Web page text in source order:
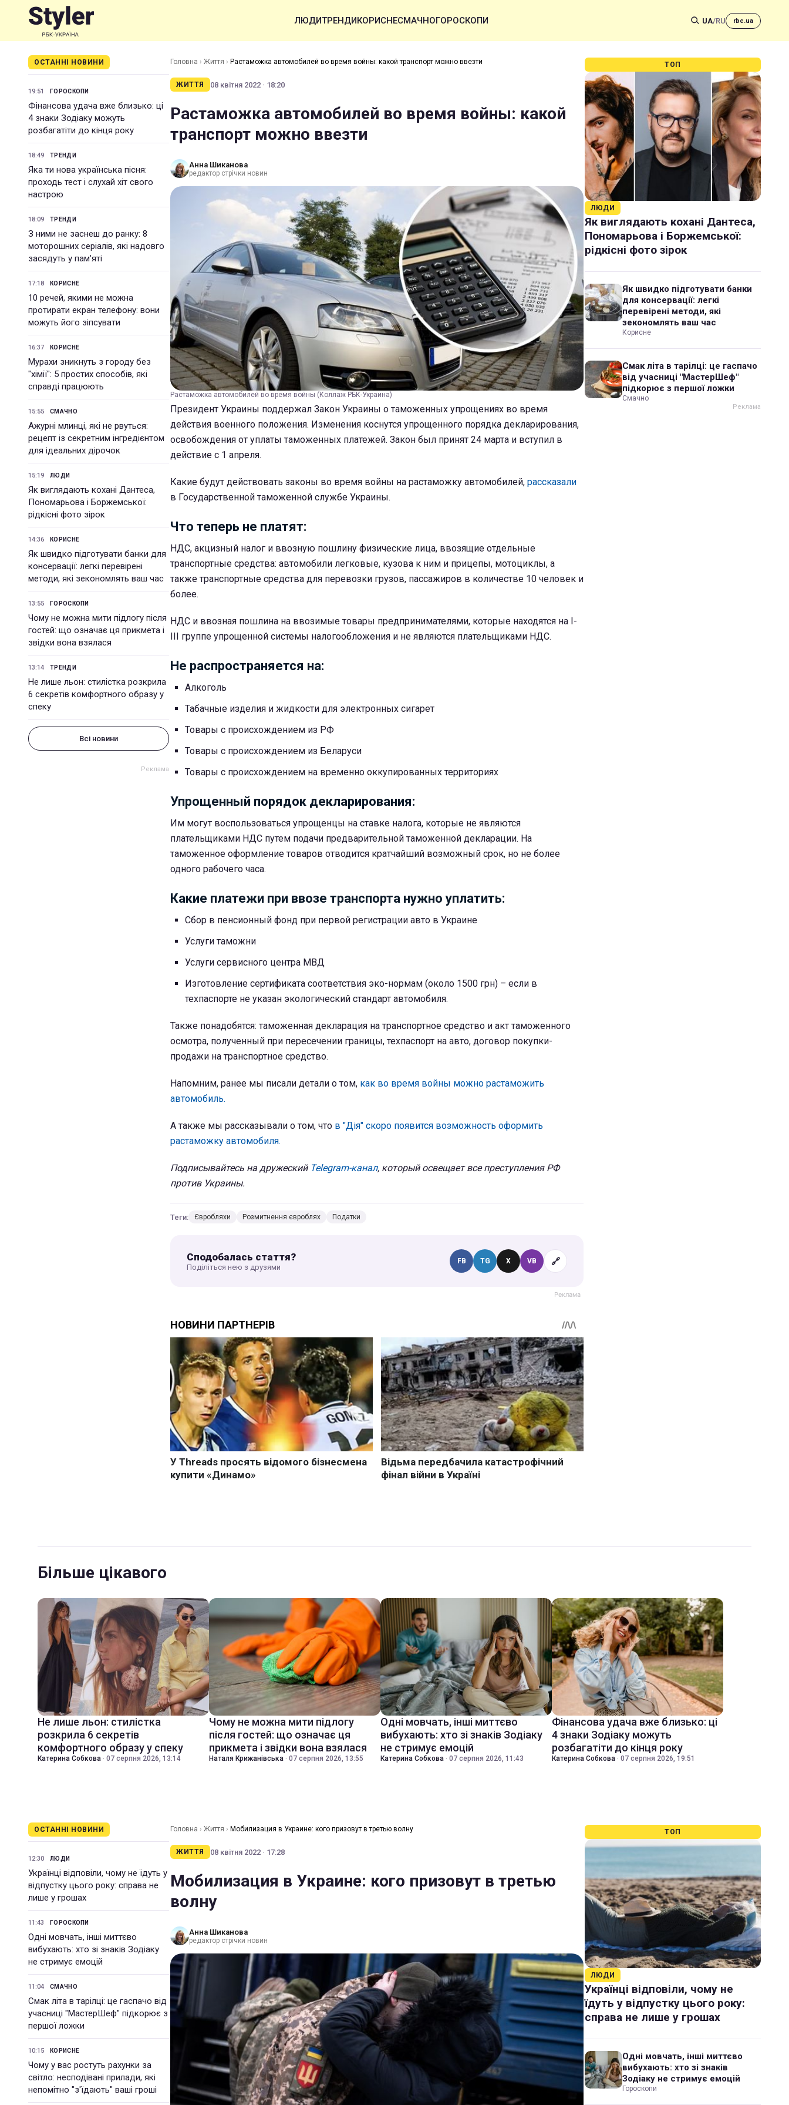
ЛЮДИТРЕНДИКОРИСНЕСМАЧНОГОРОСКОПИ UA/RU rbc.ua
ОСТАННІ НОВИНИ
19:51 ГОРОСКОПИ
Фінансова удача вже близько: ці
4 знаки Зодіаку можуть
розбагатіти до кінця року
18:49 ТРЕНДИ
Яка ти нова українська пісня:
проходь тест і слухай хіт свого
настрою
18:09 ТРЕНДИ
З ними не заснеш до ранку: 8
моторошних серіалів, які надовго
засядуть у пам'яті
17:18 КОРИСНЕ
10 речей, якими не можна
протирати екран телефону: вони
можуть його зіпсувати
16:37 КОРИСНЕ
Мурахи зникнуть з городу без
"хімії": 5 простих способів, які
справді працюють
15:55 СМАЧНО
Ажурні млинці, які не рвуться:
рецепт із секретним інгредієнтом
для ідеальних дірочок
15:19 ЛЮДИ
Як виглядають кохані Дантеса,
Пономарьова і Боржемської:
рідкісні фото зірок
14:36 КОРИСНЕ
Як швидко підготувати банки для
консервації: легкі перевірені
методи, які зекономлять ваш час
13:55 ГОРОСКОПИ
Чому не можна мити підлогу після
гостей: що означає ця прикмета і
звідки вона взялася
13:14 ТРЕНДИ
Не лише льон: стилістка розкрила
6 секретів комфортного образу у
спеку
Всі новини
Головна › Життя › Растаможка автомобилей во время войны: какой транспорт можно ввезти
ЖИТТЯ 08 квітня 2022 · 18:20
Растаможка автомобилей во время войны: какой
транспорт можно ввезти
Анна Шиканова
редактор стрічки новин
Растаможка автомобилей во время войны (Коллаж РБК-Украина)
Президент Украины поддержал Закон Украины о таможенных упрощениях во время
действия военного положения. Изменения коснутся упрощенного порядка декларирования,
освобождения от уплаты таможенных платежей. Закон был принят 24 марта и вступил в
действие с 1 апреля.
Какие будут действовать законы во время войны на растаможку автомобилей, рассказали
в Государственной таможенной службе Украины.
Что теперь не платят:
НДС, акцизный налог и ввозную пошлину физические лица, ввозящие отдельные
транспортные средства: автомобили легковые, кузова к ним и прицепы, мотоциклы, а
также транспортные средства для перевозки грузов, пассажиров в количестве 10 человек и
более.
НДС и ввозная пошлина на ввозимые товары предпринимателями, которые находятся на I-
III группе упрощенной системы налогообложения и не являются плательщиками НДС.
Не распространяется на:
Алкоголь
Табачные изделия и жидкости для электронных сигарет
Товары с происхождением из РФ
Товары с происхождением из Беларуси
Товары с происхождением на временно оккупированных территориях
Упрощенный порядок декларирования:
Им могут воспользоваться упрощенцы на ставке налога, которые не являются
плательщиками НДС путем подачи предварительной таможенной декларации. На
таможенное оформление товаров отводится кратчайший возможный срок, но не более
одного рабочего часа.
Какие платежи при ввозе транспорта нужно уплатить:
Сбор в пенсионный фонд при первой регистрации авто в Украине
Услуги таможни
Услуги сервисного центра МВД
Изготовление сертификата соответствия эко-нормам (около 1500 грн) – если в
техпаспорте не указан экологический стандарт автомобиля.
Также понадобятся: таможенная декларация на транспортное средство и акт таможенного
осмотра, полученный при пересечении границы, техпаспорт на авто, договор покупки-
продажи на транспортное средство.
Напомним, ранее мы писали детали о том, как во время войны можно растаможить
автомобиль.
А также мы рассказывали о том, что в "Дія" скоро появится возможность оформить
растаможку автомобиля.
Подписывайтесь на дружеский Telegram-канал, который освещает все преступления РФ
против Украины.
Теги: Євробляхи Розмитнення євроблях Податки
Сподобалась стаття?
Поділіться нею з друзями
FB TG X VB 🔗
ТОП
ЛЮДИ
Як виглядають кохані Дантеса,
Пономарьова і Боржемської:
рідкісні фото зірок
Як швидко підготувати банки
для консервації: легкі
перевірені методи, які
зекономлять ваш час
Корисне
Смак літа в тарілці: це гаспачо
від учасниці "МастерШеф"
підкорює з першої ложки
Смачно
Більше цікавого
Не лише льон: стилістка
розкрила 6 секретів
комфортного образу у спеку
Катерина Собкова · 07 серпня 2026, 13:14
Чому не можна мити підлогу
після гостей: що означає ця
прикмета і звідки вона взялася
Наталя Крижанівська · 07 серпня 2026, 13:55
Одні мовчать, інші миттєво
вибухають: хто зі знаків Зодіаку
не стримує емоцій
Катерина Собкова · 07 серпня 2026, 11:43
Фінансова удача вже близько: ці
4 знаки Зодіаку можуть
розбагатіти до кінця року
Катерина Собкова · 07 серпня 2026, 19:51
ОСТАННІ НОВИНИ
12:30 ЛЮДИ
Українці відповіли, чому не їдуть у
відпустку цього року: справа не
лише у грошах
11:43 ГОРОСКОПИ
Одні мовчать, інші миттєво
вибухають: хто зі знаків Зодіаку
не стримує емоцій
11:04 СМАЧНО
Смак літа в тарілці: це гаспачо від
учасниці "МастерШеф" підкорює з
першої ложки
10:15 КОРИСНЕ
Чому у вас ростуть рахунки за
світло: несподівані прилади, які
непомітно "з'їдають" ваші гроші
Головна › Життя › Мобилизация в Украине: кого призовут в третью волну
ЖИТТЯ 08 квітня 2022 · 17:28
Мобилизация в Украине: кого призовут в третью
волну
Анна Шиканова
редактор стрічки новин
ТОП
ЛЮДИ
Українці відповіли, чому не
їдуть у відпустку цього року:
справа не лише у грошах
Одні мовчать, інші миттєво
вибухають: хто зі знаків
Зодіаку не стримує емоцій
Гороскопи